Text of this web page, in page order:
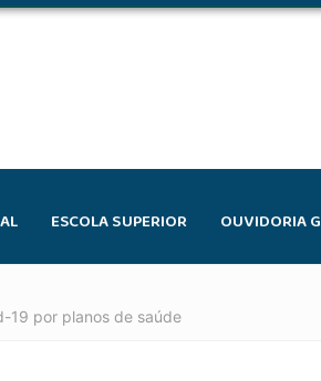
ESCOLA SUPERIOR OUVIDORIA
19 por planos de saúde